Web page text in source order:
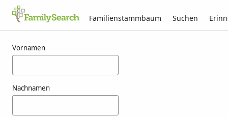
Familienstammbaum Suchen
Vornamen
Nachnamen